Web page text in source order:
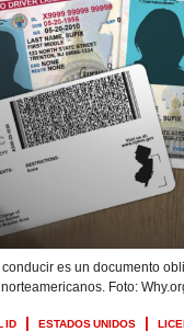
es un documento
norteamericanos. Foto:
ID ESTADOS UNIDOS